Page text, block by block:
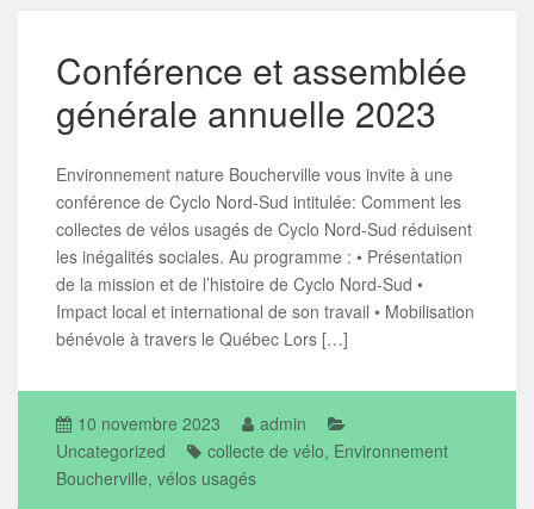
Conférence et assemblée
générale annuelle 2023
Environnement nature Boucherville vous invite à une
conférence de Cyclo Nord-Sud intitulée: Comment les
collectes de vélos usagés de Cyclo Nord-Sud réduisent
les inégalités sociales. Au programme : • Présentation
de la mission et de l’histoire de Cyclo Nord-Sud •
Impact local et international de son travail • Mobilisation
bénévole à travers le Québec Lors […]
10 novembre 2023
admin
Uncategorized
collecte de vélo, Environnement
Boucherville,vélos usagés